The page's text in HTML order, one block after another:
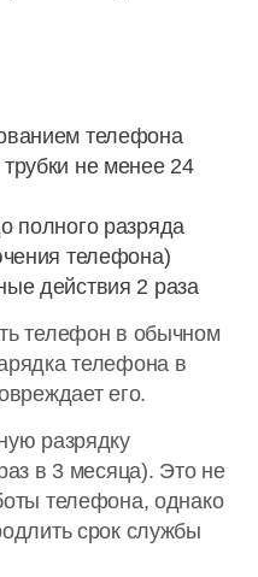
телефона
не менее 24
полного разряда
телефона)
действия 2 раза
телефон в обычном
телефона в
его.
разрядку
в 3 месяца). Это не
телефона, однако
срок службы